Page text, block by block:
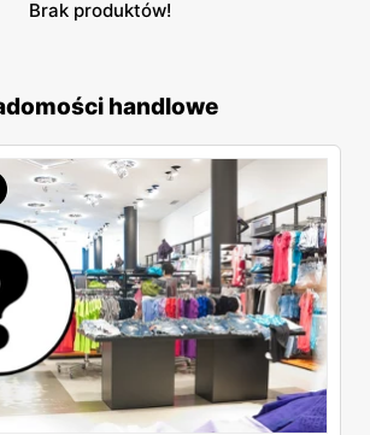
Brak produktów!
handlowe